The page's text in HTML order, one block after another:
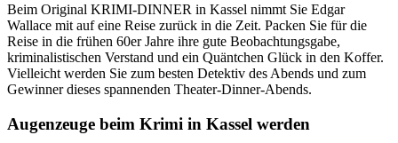
Beim Original KRIMI-DINNER in Kassel nimmt Sie Edgar
Wallace mit auf eine Reise zurück in die Zeit. Packen Sie für die
Reise in die frühen 60er Jahre ihre gute Beobachtungsgabe,
kriminalistischen Verstand und ein Quäntchen Glück in den Koffer.
Vielleicht werden Sie zum besten Detektiv des Abends und zum
Gewinner dieses spannenden Theater-Dinner-Abends.
Augenzeuge beim Krimi in Kassel werden